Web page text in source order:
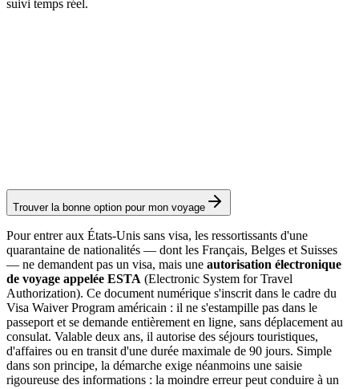
suivi temps réel.
Trouver la bonne option pour mon voyage
Pour entrer aux États-Unis sans visa, les ressortissants d'une
quarantaine de nationalités — dont les Français, Belges et Suisses
— ne demandent pas un visa, mais une autorisation électronique
de voyage appelée ESTA (Electronic System for Travel
Authorization). Ce document numérique s'inscrit dans le cadre du
Visa Waiver Program américain : il ne s'estampille pas dans le
passeport et se demande entièrement en ligne, sans déplacement au
consulat. Valable deux ans, il autorise des séjours touristiques,
d'affaires ou en transit d'une durée maximale de 90 jours. Simple
dans son principe, la démarche exige néanmoins une saisie
rigoureuse des informations : la moindre erreur peut conduire à un